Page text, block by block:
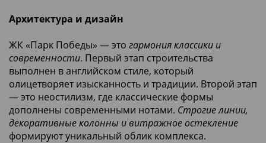
Архитектура и дизайн
ЖК «Парк Победы» — это гармония классики и
современности. Первый этап строительства
выполнен в английском стиле, который
олицетворяет изысканность и традиции. Второй этап
— это неостилизм, где классические формы
дополнены современными нотами. Строгие линии,
декоративные колонны и витражное остекление
формируют уникальный облик комплекса.